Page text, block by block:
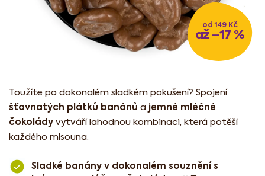
od 149 Kč
až –17 %
Toužíte po dokonalém sladkém pokušení? Spojení
šťavnatých plátků banánů a jemné mléčné
čokolády vytváří lahodnou kombinaci, která potěší
každého mlsouna.
Sladké banány v dokonalém souznění s